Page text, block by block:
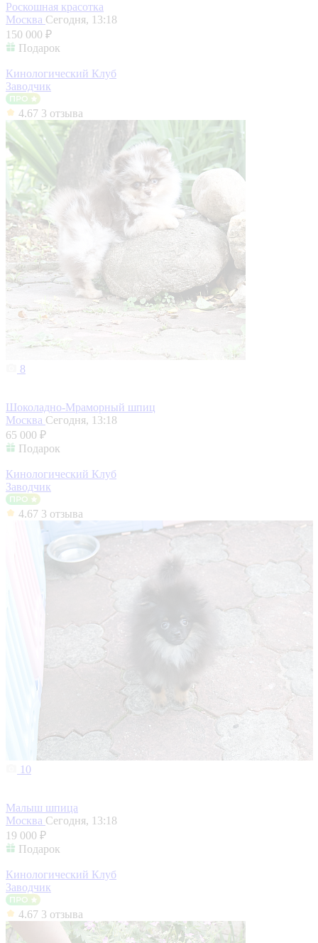
Роскошная красотка
Москва Сегодня, 13:18
150 000 ₽
Подарок
Кинологический Клуб
Заводчик
4.67 3 отзыва
8
Шоколадно-Мраморный шпиц
Москва Сегодня, 13:18
65 000 ₽
Подарок
Кинологический Клуб
Заводчик
4.67 3 отзыва
10
Малыш шпица
Москва Сегодня, 13:18
19 000 ₽
Подарок
Кинологический Клуб
Заводчик
4.67 3 отзыва